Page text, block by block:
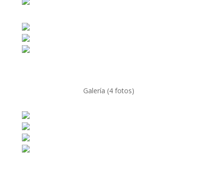
Galería (4 fotos)